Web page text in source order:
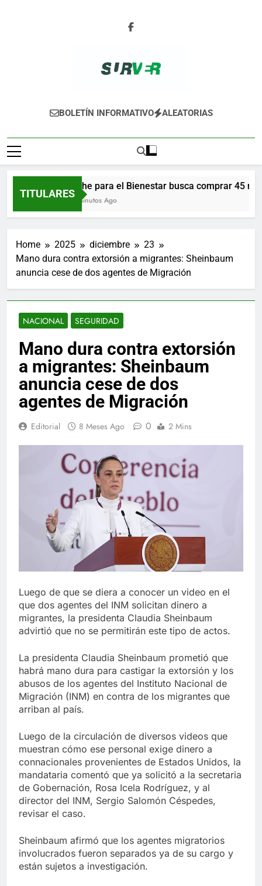
SURVER
BOLETÍN INFORMATIVO ALEATORIAS
TITULARES
Leche para el Bienestar busca comprar 45
27 Minutos Ago
Home 2025 diciembre
23
Mano dura contra extorsión a migrantes: Sheinbaum
anuncia cese de dos agentes de Migración
NACIONAL SEGURIDAD
Mano dura contra extorsión
a migrantes: Sheinbaum
anuncia cese de dos
agentes de Migración
Editorial 8 Meses Ago 0 2 Mins
Luego de que se diera a conocer un video en el
que dos agentes del INM solicitan dinero a
migrantes, la presidenta Claudia Sheinbaum
advirtió que no se permitirán este tipo de actos.
La presidenta Claudia Sheinbaum prometió que
habrá mano dura para castigar la extorsión y los
abusos de los agentes del Instituto Nacional de
Migración (INM) en contra de los migrantes que
arriban al país.
Luego de la circulación de diversos videos que
muestran cómo ese personal exige dinero a
connacionales provenientes de Estados Unidos, la
mandataria comentó que ya solicitó a la secretaria
de Gobernación, Rosa Icela Rodríguez, y al
director del INM, Sergio Salomón Céspedes,
revisar el caso.
Sheinbaum afirmó que los agentes migratorios
involucrados fueron separados ya de su cargo y
están sujetos a investigación.